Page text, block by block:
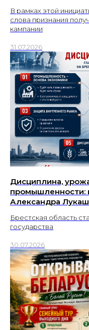
В рамках этой
слова признания
кампании
31.07.2026
Дисциплина,
промышленности:
Александра
Брестская область
государства
30.07.2026